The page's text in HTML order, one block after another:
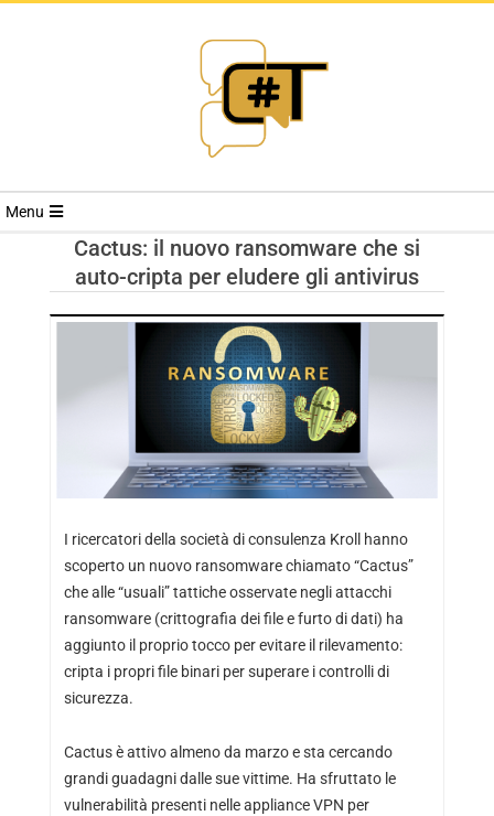
RIVISTA
TRENDS
Menu
Cactus: il nuovo ransomware che si
auto-cripta per eludere gli antivirus
I ricercatori della società di consulenza Kroll hanno
scoperto un nuovo ransomware chiamato “Cactus”
che alle “usuali” tattiche osservate negli attacchi
ransomware (crittografia dei file e furto di dati) ha
aggiunto il proprio tocco per evitare il rilevamento:
cripta i propri file binari per superare i controlli di
sicurezza.
Cactus è attivo almeno da marzo e sta cercando
grandi guadagni dalle sue vittime. Ha sfruttato le
vulnerabilità presenti nelle appliance VPN per